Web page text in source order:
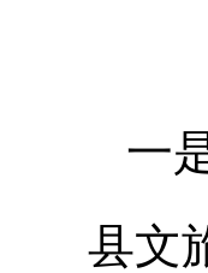
一
县文